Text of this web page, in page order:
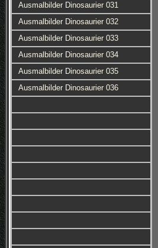
Ausmalbilder Dinosaurier 031
Ausmalbilder Dinosaurier 032
Ausmalbilder Dinosaurier 033
Ausmalbilder Dinosaurier 034
Ausmalbilder Dinosaurier 035
Ausmalbilder Dinosaurier 036